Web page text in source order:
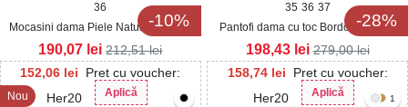
-10%
36
Mocasini dama Piele Naturala Bordo
Dona
152,06 lei
Pret cu voucher:
Her20
Aplică
190,07 lei 212,51lei
-28%
35 36 37
Pantofi dama cu toc Bordo din Piele
Ecologica Intoarsa Mizuki
158,74 lei
Pret cu voucher:
Her20
Aplică
198,43 lei 279,00lei
Nou 1